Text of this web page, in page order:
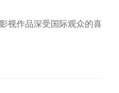
视作品深受国际观众的喜